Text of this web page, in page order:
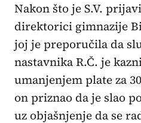
Nakon što je S.V.
direktorici gimnazije
joj je preporučila da
nastavnika R.Č. je
umanjenjem plate za
on priznao da je slao
uz objašnjenje da se